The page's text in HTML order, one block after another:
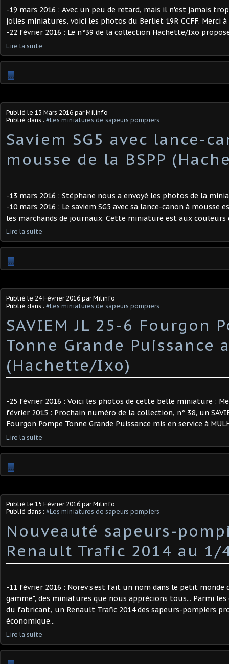
-19 mars 2016 : Avec un peu de retard, mais il n'est jamais
jolies miniatures, voici les photos du Berliet 19R CCFF. Merci
-22 février 2016 : Le n°39 de la collection Hachette/Ixo
Lire la suite
…
Publié le 13 Mars 2016 par Milinfo
Publié dans : #Les miniatures de sapeurs pompiers
Saviem SG5 avec lance-
mousse de la BSPP
-13 mars 2016 : Stéphane nous a envoyé les photos de la
-10 mars 2016 : Le saviem SG5 avec sa lance-canon à mousse
les marchands de journaux. Cette miniature est aux couleurs
Lire la suite
…
Publié le 24 Février 2016 par Milinfo
Publié dans : #Les miniatures de sapeurs pompiers
SAVIEM JL 25-6 Fourgon
Tonne Grande Puissance
(Hachette/Ixo)
-25 février 2016 : Voici les photos de cette belle miniature :
février 2015 : Prochain numéro de la collection, n° 38, un
Fourgon Pompe Tonne Grande Puissance mis en service à
Lire la suite
…
Publié le 15 Février 2016 par Milinfo
Publié dans : #Les miniatures de sapeurs pompiers
Nouveauté sapeurs-
Renault Trafic 2014 au 1/
-11 février 2016 : Norev s'est fait un nom dans le petit monde
gamme", des miniatures que nous apprécions tous... Parmi
du fabricant, un Renault Trafic 2014 des sapeurs-pompiers
économique...
Lire la suite